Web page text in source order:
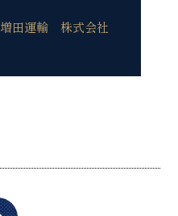
増田運輸 株式会社